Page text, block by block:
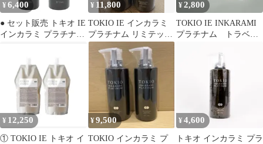
¥ 6,400
● セット販売 トキオ IE
インカラミ プラチナム
ト 200g シルバー 美容
室専売 サロン専売 ドク
タージュニア TOKIO
¥ 11,800
TOKIO IE インカラミ
プラチナム リミテッド
シャンプー＆トリート
メント
¥2,800
TOKIO IE INKARAMI
プラチナム トラベル
¥ 12,250
① TOKIO IE トキオ イ
¥9,500
TOKIO インカラミ プ
¥4,600
トキオ インカラミ プラ